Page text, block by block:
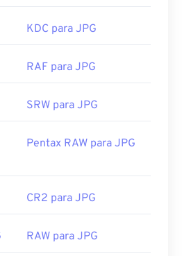
abrir o arquivo, clique
comoo Chrome, em
JPEG, use nossa
18 de setembro de 1992
KDC para JPG
RAF para JPG
SRW para JPG
Pentax RAW para JPG
CR2 para JPG
RAW para JPG